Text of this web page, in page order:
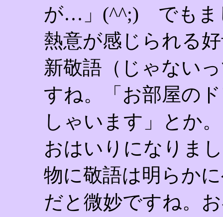
が…」(^^;) でもま
熱意が感じられる
新敬語（じゃない
すね。「お部屋の
しゃいます」とか
おはいりになりま
物に敬語は明らか
だと微妙ですね。